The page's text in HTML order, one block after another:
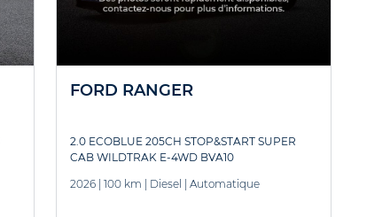
FORD RANGER
2.0 ECOBLUE 205CH STOP&START SUPER
CAB WILDTRAK E-4WD BVA10
2026 100 km Diesel Automatique